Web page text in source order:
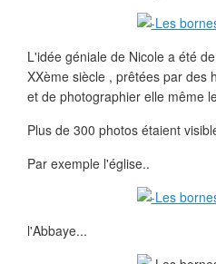
L'idée géniale de Nicole a été
XXème siècle , prêtées par des
et de photographier elle même
Plus de 300 photos étaient
Par exemple l'église..
l'Abbaye...